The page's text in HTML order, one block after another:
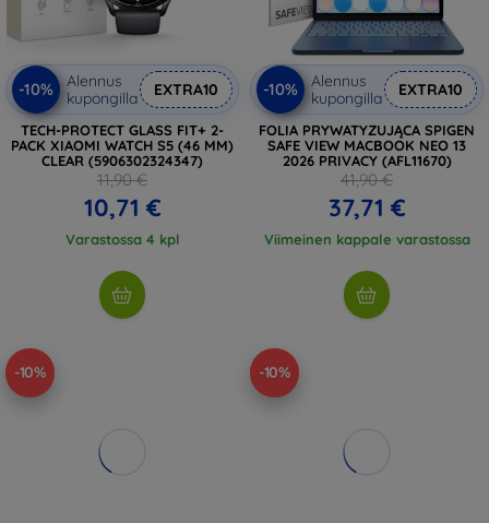
-10%
Alennus
kupongilla
EXTRA10
TECH-PROTECT GLASS FIT+ 2-
PACK XIAOMI WATCH S5 (46 MM)
CLEAR (5906302324347)
11,90 €
10,71 €
Varastossa 4 kpl
-10%
Alennus
kupongilla
EXTRA10
FOLIA PRYWATYZUJĄCA SPIGEN
SAFE VIEW MACBOOK NEO 13
2026 PRIVACY (AFL11670)
41,90 €
37,71 €
Viimeinen kappale varastossa
-10% -10%